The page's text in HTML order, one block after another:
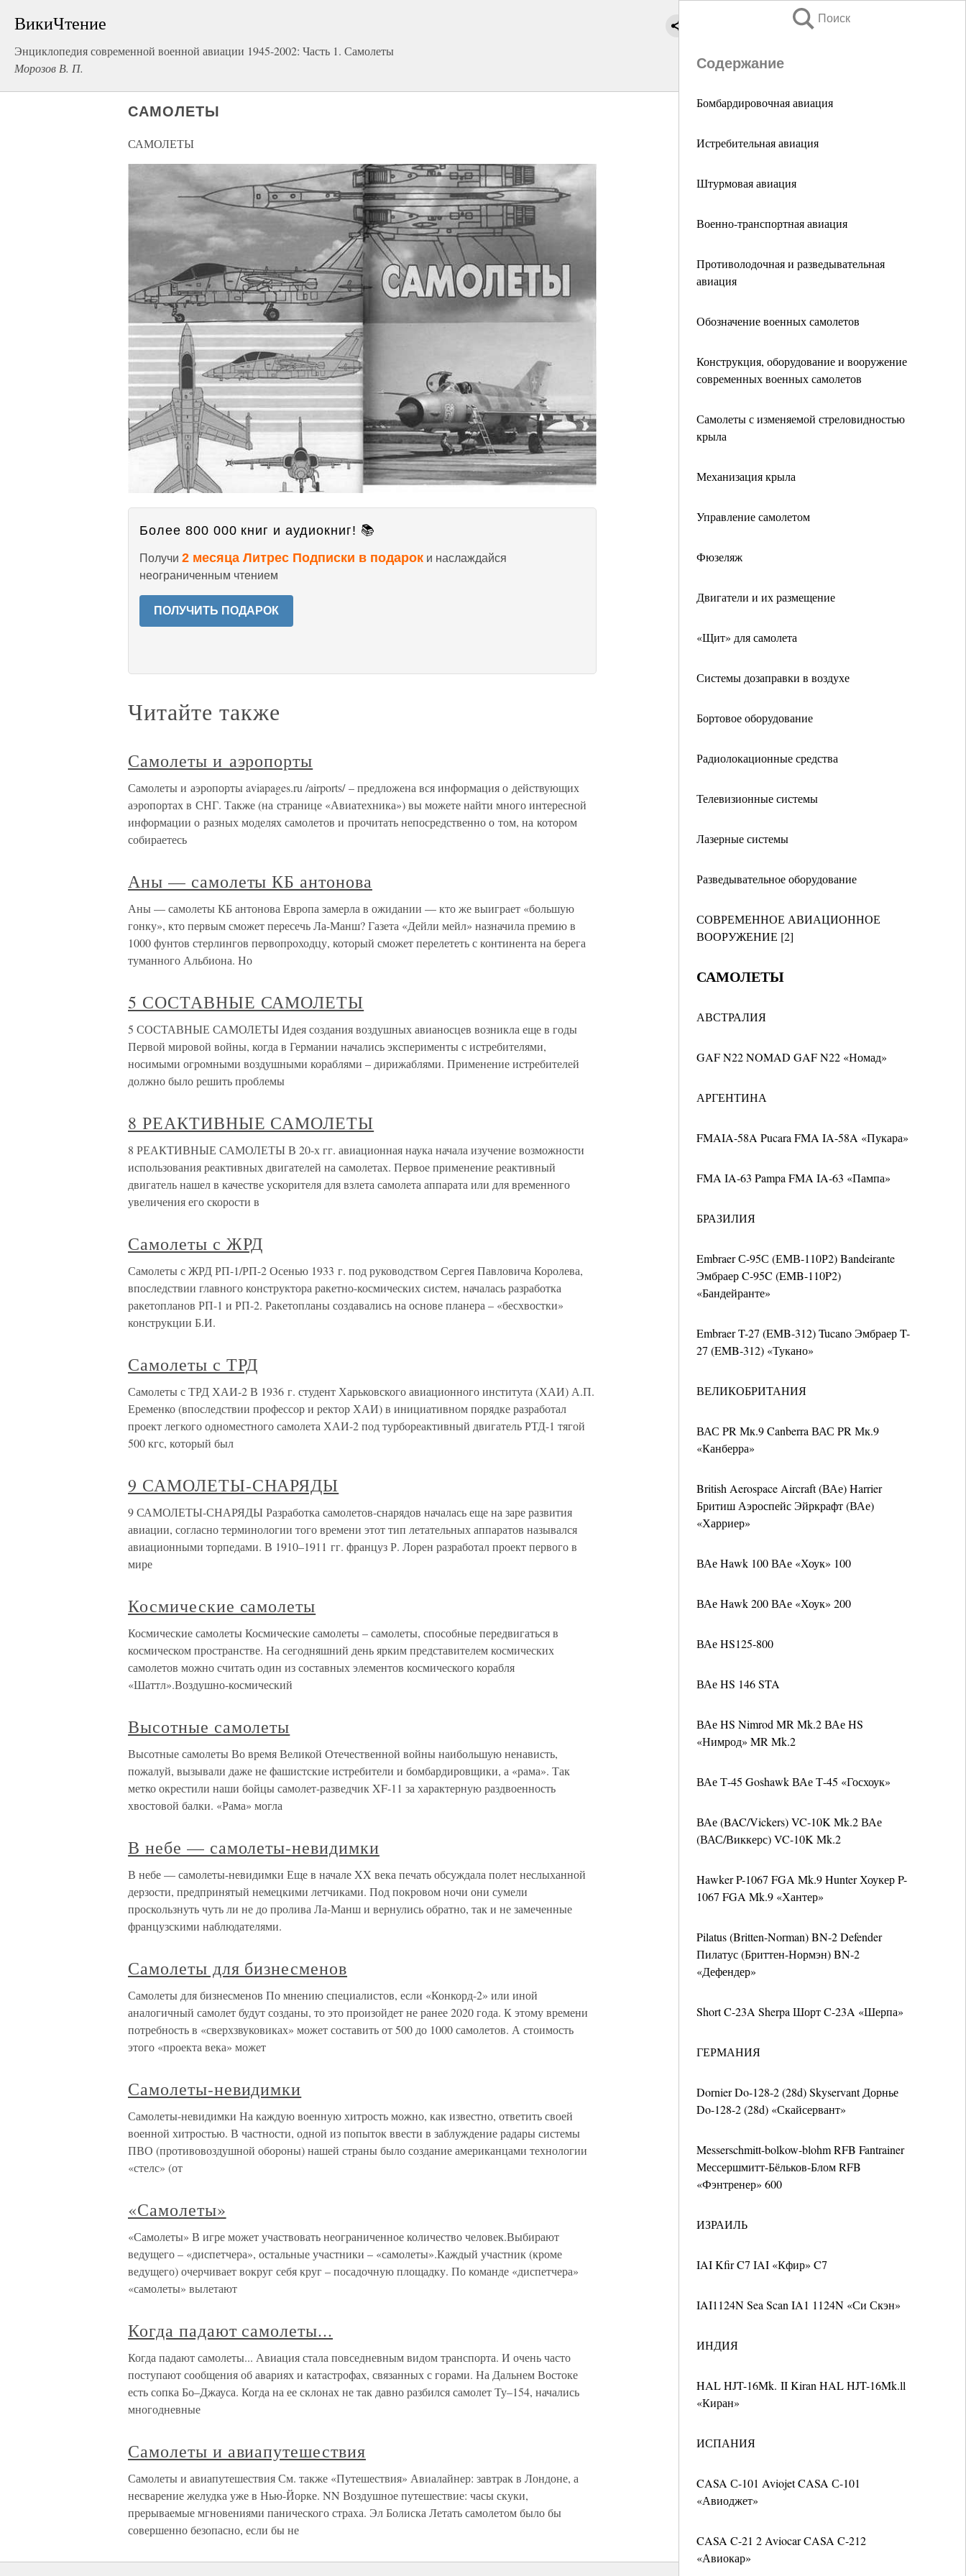
ВикиЧтение
Энциклопедия современной военной авиации 1945-2002: Часть 1. Самолеты
Морозов В. П.
Поиск
Содержание
Бомбардировочная авиация
Истребительная авиация
Штурмовая авиация
Военно-транспортная авиация
Противолодочная и разведывательная
авиация
Обозначение военных самолетов
Конструкция, оборудование и вооружение
современных военных самолетов
Самолеты с изменяемой стреловидностью
крыла
Механизация крыла
Управление самолетом
Фюзеляж
Двигатели и их размещение
«Щит» для самолета
Системы дозаправки в воздухе
Бортовое оборудование
Радиолокационные средства
Телевизионные системы
Лазерные системы
Разведывательное оборудование
СОВРЕМЕННОЕ АВИАЦИОННОЕ
ВООРУЖЕНИЕ [2]
САМОЛЕТЫ
АВСТРАЛИЯ
GAF N22 NOMAD GAF N22 «Номад»
АРГЕНТИНА
FMAIA-58A Pucara FMA IA-58A «Пукара»
FMA IA-63 Pampa FMA IA-63 «Пампа»
БРАЗИЛИЯ
Embraer С-95С (ЕМВ-110Р2) Bandeirante
Эмбраер C-95C (EMB-110P2)
«Бандейранте»
Embraer T-27 (EMB-312) Tucano Эмбраер T-
27 (EMB-312) «Тукано»
ВЕЛИКОБРИТАНИЯ
ВАС PR Мк.9 Canberra ВАС PR Мк.9
«Канберра»
British Aerospace Aircraft (ВАе) Harrier
Бритиш Аэроспейс Эйркрафт (ВАе)
«Харриер»
ВАе Hawk 100 ВАе «Хоук» 100
ВАе Hawk 200 ВАе «Хоук» 200
ВАе HS125-800
ВАе HS 146 STA
ВАе HS Nimrod MR Mk.2 ВАе HS
«Нимрод» MR Mk.2
ВАе Т-45 Goshawk ВАе Т-45 «Госхоук»
ВАе (BAC/Vickers) VC-10K Mk.2 ВАе
(ВАС/Виккерс) VC-10K Mk.2
Hawker P-1067 FGA Mk.9 Hunter Хоукер P-
1067 FGA Mk.9 «Хантер»
Pilatus (Britten-Norman) BN-2 Defender
Пилатус (Бриттен-Нормэн) BN-2
«Дефендер»
Short C-23A Sherpa Шорт C-23A «Шерпа»
ГЕРМАНИЯ
Dornier Do-128-2 (28d) Skyservant Дорнье
Do-128-2 (28d) «Скайсервант»
Messerschmitt-bolkow-blohm RFB Fantrainer
Мессершмитт-Бёльков-Блом RFB
«Фэнтренер» 600
ИЗРАИЛЬ
IAI Kfir C7 IAI «Кфир» C7
IAI1124N Sea Scan IA1 1124N «Си Скэн»
ИНДИЯ
HAL HJT-16Mk. II Kiran HAL HJT-16Mk.ll
«Киран»
ИСПАНИЯ
CASA С-101 Aviojet CASA С-101
«Авиоджет»
CASA C-21 2 Aviocar CASA C-212
«Авиокар»
САМОЛЕТЫ
САМОЛЕТЫ
Более 800 000 книг и аудиокниг! 📚
Получи 2 месяца Литрес Подписки в подарок и наслаждайся
неограниченным чтением
ПОЛУЧИТЬ ПОДАРОК
Читайте также
Самолеты и аэропорты
Самолеты и аэропорты aviapages.ru /airports/ – предложена вся информация о действующих
аэропортах в СНГ. Также (на странице «Авиатехника») вы можете найти много интересной
информации о разных моделях самолетов и прочитать непосредственно о том, на котором
собираетесь
Аны — самолеты КБ антонова
Аны — самолеты КБ антонова Европа замерла в ожидании — кто же выиграет «большую
гонку», кто первым сможет пересечь Ла-Манш? Газета «Дейли мейл» назначила премию в
1000 фунтов стерлингов первопроходцу, который сможет перелететь с континента на берега
туманного Альбиона. Но
5 СОСТАВНЫЕ САМОЛЕТЫ
5 СОСТАВНЫЕ САМОЛЕТЫ Идея создания воздушных авианосцев возникла еще в годы
Первой мировой войны, когда в Германии начались эксперименты с истребителями,
носимыми огромными воздушными кораблями – дирижаблями. Применение истребителей
должно было решить проблемы
8 РЕАКТИВНЫЕ САМОЛЕТЫ
8 РЕАКТИВНЫЕ САМОЛЕТЫ В 20-х гг. авиационная наука начала изучение возможности
использования реактивных двигателей на самолетах. Первое применение реактивный
двигатель нашел в качестве ускорителя для взлета самолета аппарата или для временного
увеличения его скорости в
Самолеты с ЖРД
Самолеты с ЖРД РП-1/РП-2 Осенью 1933 г. под руководством Сергея Павловича Королева,
впоследствии главного конструктора ракетно-космических систем, началась разработка
ракетопланов РП-1 и РП-2. Ракетопланы создавались на основе планера – «бесхвостки»
конструкции Б.И.
Самолеты с ТРД
Самолеты с ТРД ХАИ-2 В 1936 г. студент Харьковского авиационного института (ХАИ) А.П.
Еременко (впоследствии профессор и ректор ХАИ) в инициативном порядке разработал
проект легкого одноместного самолета ХАИ-2 под турбореактивный двигатель РТД-1 тягой
500 кгс, который был
9 САМОЛЕТЫ-СНАРЯДЫ
9 САМОЛЕТЫ-СНАРЯДЫ Разработка самолетов-снарядов началась еще на заре развития
авиации, согласно терминологии того времени этот тип летательных аппаратов назывался
авиационными торпедами. В 1910–1911 гг. француз Р. Лорен разработал проект первого в
мире
Космические самолеты
Космические самолеты Космические самолеты – самолеты, способные передвигаться в
космическом пространстве. На сегодняшний день ярким представителем космических
самолетов можно считать один из составных элементов космического корабля
«Шаттл».Воздушно-космический
Высотные самолеты
Высотные самолеты Во время Великой Отечественной войны наибольшую ненависть,
пожалуй, вызывали даже не фашистские истребители и бомбардировщики, а «рама». Так
метко окрестили наши бойцы самолет-разведчик XF-11 за характерную раздвоенность
хвостовой балки. «Рама» могла
В небе — самолеты-невидимки
В небе — самолеты-невидимки Еще в начале XX века печать обсуждала полет неслыханной
дерзости, предпринятый немецкими летчиками. Под покровом ночи они сумели
проскользнуть чуть ли не до пролива Ла-Манш и вернулись обратно, так и не замеченные
французскими наблюдателями.
Самолеты для бизнесменов
Самолеты для бизнесменов По мнению специалистов, если «Конкорд-2» или иной
аналогичный самолет будут созданы, то это произойдет не ранее 2020 года. К этому времени
потребность в «сверхзвуковиках» может составить от 500 до 1000 самолетов. А стоимость
этого «проекта века» может
Самолеты-невидимки
Самолеты-невидимки На каждую военную хитрость можно, как известно, ответить своей
военной хитростью. В частности, одной из попыток ввести в заблуждение радары системы
ПВО (противовоздушной обороны) нашей страны было создание американцами технологии
«стелс» (от
«Самолеты»
«Самолеты» В игре может участвовать неограниченное количество человек.Выбирают
ведущего – «диспетчера», остальные участники – «самолеты».Каждый участник (кроме
ведущего) очерчивает вокруг себя круг – посадочную площадку. По команде «диспетчера»
«самолеты» вылетают
Когда падают самолеты...
Когда падают самолеты... Авиация стала повседневным видом транспорта. И очень часто
поступают сообщения об авариях и катастрофах, связанных с горами. На Дальнем Востоке
есть сопка Бо–Джауса. Когда на ее склонах не так давно разбился самолет Ту–154, начались
многодневные
Самолеты и авиапутешествия
Самолеты и авиапутешествия См. также «Путешествия» Авиалайнер: завтрак в Лондоне, а
несварение желудка уже в Нью-Йорке. NN Воздушное путешествие: часы скуки,
прерываемые мгновениями панического страха. Эл Болиска Летать самолетом было бы
совершенно безопасно, если бы не